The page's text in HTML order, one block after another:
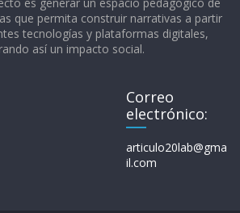
que permita construir narrativas a partir
tecnologías y plataformas digitales,
así un impacto social.
Correo
electrónico:
articulo20lab@gma
il.com